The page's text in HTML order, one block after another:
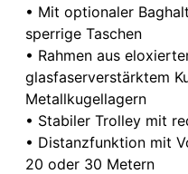
• Mit optionaler
sperrige Taschen
• Rahmen aus
glasfaserverstärktem
Metallkugellagern
• Stabiler Trolley mit
• Distanzfunktion mit
20 oder 30 Metern